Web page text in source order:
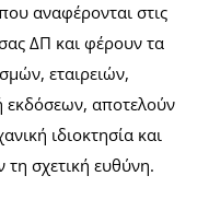
αναφέρονται στις
ΔΠ και φέρουν τα
εταιρειών,
αποτελούν
ιδιοκτησία και
σχετική ευθύνη.